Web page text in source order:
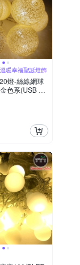
暖幸福聖誕燈飾
燈-絲線網球
色系(USB &